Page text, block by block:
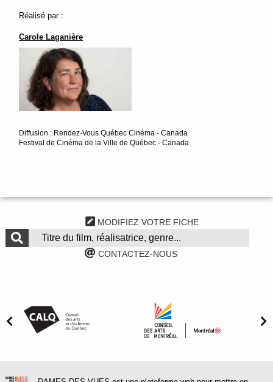
Réalisé par :
Carole Laganière
Diffusion : Rendez-Vous Québec Cinéma - Canada
Festival de Cinéma de la Ville de Québec - Canada
MODIFIEZ VOTRE FICHE
CONTACTEZ-NOUS